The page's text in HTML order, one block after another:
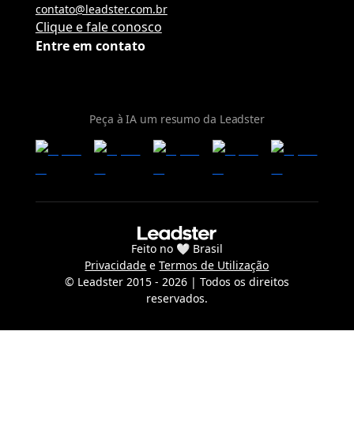
Entre em contato
contato@leadster.com.br
Clique e fale conosco
Peça à IA um resumo da Leadster
Feito no 🤍 Brasil
Privacidade e Termos de Utilização
© Leadster 2015 - 2026| Todos os direitos
reservados.